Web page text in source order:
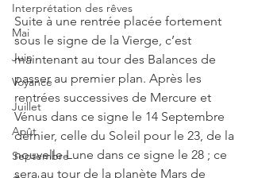
Interprétation des rêves
Mai
Juin
Voyance
Juillet
Août
Septembre
Suite à une rentrée placée fortement
sous le signe de la Vierge, c’est
maintenant au tour des Balances de
passer au premier plan. Après les
rentrées successives de Mercure et
Vénus dans ce signe le 14 Septembre
dernier, celle du Soleil pour le 23, de la
nouvelle Lune dans ce signe le 28 ; ce
sera au tour de la planète Mars de